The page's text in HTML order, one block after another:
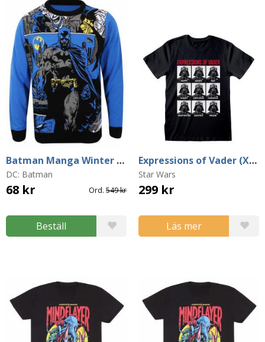
Batman Manga Winter Jumper (Small)
DC: Batman
68 kr Ord. 549 kr
Beställ
Expressions of Vader (X-Large)
Star Wars
299 kr
Läs mer